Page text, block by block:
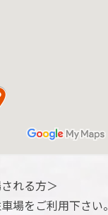
れる方＞
場をご利用下さい。